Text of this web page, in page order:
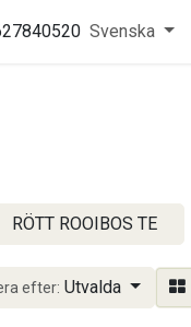
Svenska
RÖTT ROOIBOS TE
efter: Utvalda